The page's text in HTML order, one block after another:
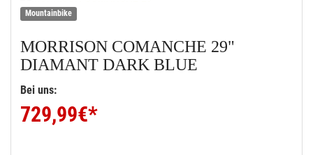
Mountainbike
MORRISON COMANCHE 29"
DIAMANT DARK BLUE
Bei uns:
729,99€*